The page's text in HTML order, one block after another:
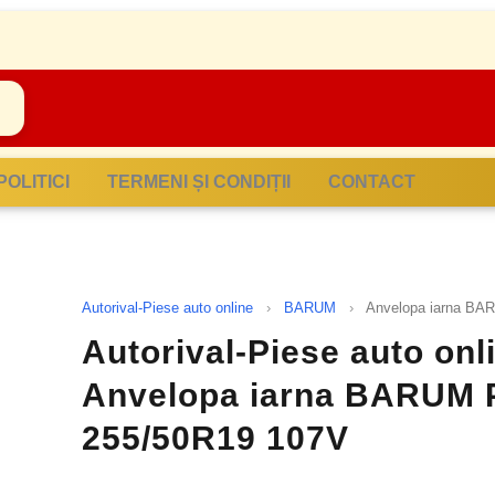
POLITICI TERMENI ȘI CONDIȚII CONTACT
Autorival-Piese auto online › BARUM › Anvelopa iarna
Autorival-Piese auto
Anvelopa iarna BARUM
255/50R19 107V